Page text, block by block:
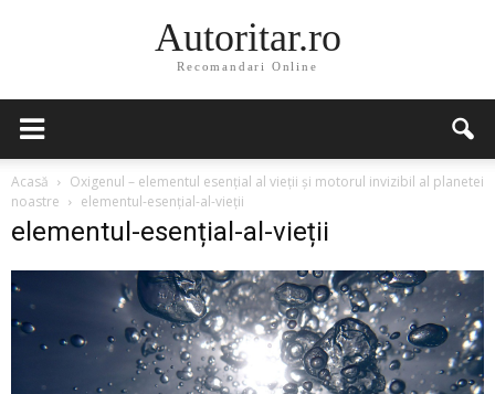
Autoritar.ro
Recomandari Online
Acasă
Oxigenul – elementul esențial al vieții și motorul invizibil al planetei
noastre
elementul-esențial-al-vieții
elementul-esențial-al-vieții